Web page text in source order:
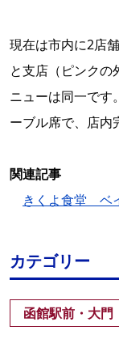
現在は市内に2店
と支店（ピンクの
ニューは同一です
ーブル席で、店内
関連記事
きくよ食堂 ベ
カテゴリー
函館駅前・大門